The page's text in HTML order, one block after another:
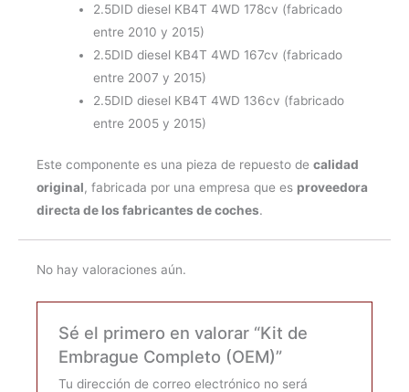
2.5DID diesel KB4T 4WD 178cv (fabricado
entre 2010 y 2015)
2.5DID diesel KB4T 4WD 167cv (fabricado
entre 2007 y 2015)
2.5DID diesel KB4T 4WD 136cv (fabricado
entre 2005 y 2015)
Este componente es una pieza de repuesto de calidad
original, fabricada por una empresa que es proveedora
directa de los fabricantes de coches.
No hay valoraciones aún.
Sé el primero en valorar “Kit de
Embrague Completo (OEM)”
Tu dirección de correo electrónico no será